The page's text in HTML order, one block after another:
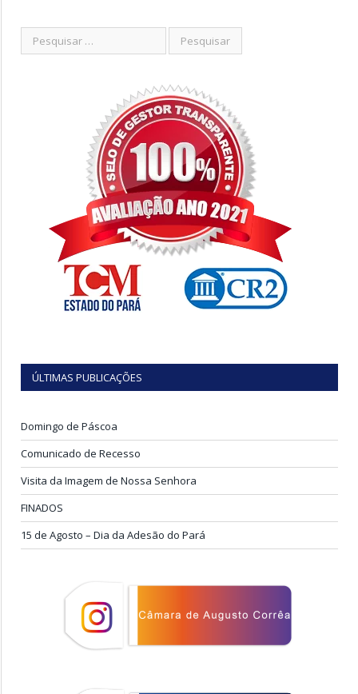
ÚLTIMAS PUBLICAÇÕES
Domingo de Páscoa
Comunicado de Recesso
Visita da Imagem de Nossa Senhora
FINADOS
15 de Agosto – Dia da Adesão do Pará